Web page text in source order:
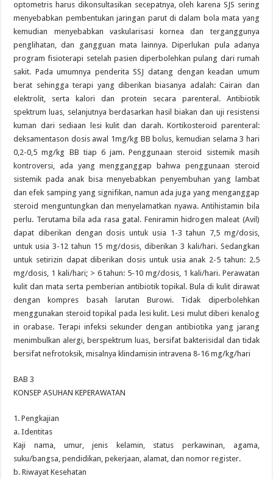
optometris harus dikonsultasikan secepatnya, oleh karena SJS sering
menyebabkan pembentukan jaringan parut di dalam bola mata yang
kemudian menyebabkan vaskularisasi kornea dan terganggunya
penglihatan, dan gangguan mata lainnya. Diperlukan pula adanya
program fisioterapi setelah pasien diperbolehkan pulang dari rumah
sakit. Pada umumnya penderita SSJ datang dengan keadan umum
berat sehingga terapi yang diberikan biasanya adalah: Cairan dan
elektrolit, serta kalori dan protein secara parenteral. Antibiotik
spektrum luas, selanjutnya berdasarkan hasil biakan dan uji resistensi
kuman dari sediaan lesi kulit dan darah. Kortikosteroid parenteral:
deksamentason dosis awal 1mg/kg BB bolus, kemudian selama 3 hari
0,2-0,5 mg/kg BB tiap 6 jam. Penggunaan steroid sistemik masih
kontroversi, ada yang mengganggap bahwa penggunaan steroid
sistemik pada anak bisa menyebabkan penyembuhan yang lambat
dan efek samping yang signifikan, namun ada juga yang menganggap
steroid menguntungkan dan menyelamatkan nyawa. Antihistamin bila
perlu. Terutama bila ada rasa gatal. Feniramin hidrogen maleat (Avil)
dapat diberikan dengan dosis untuk usia 1-3 tahun 7,5 mg/dosis,
untuk usia 3-12 tahun 15 mg/dosis, diberikan 3 kali/hari. Sedangkan
untuk setirizin dapat diberikan dosis untuk usia anak 2-5 tahun: 2.5
mg/dosis, 1 kali/hari; > 6 tahun: 5-10 mg/dosis, 1 kali/hari. Perawatan
kulit dan mata serta pemberian antibiotik topikal. Bula di kulit dirawat
dengan kompres basah larutan Burowi. Tidak diperbolehkan
menggunakan steroid topikal pada lesi kulit. Lesi mulut diberi kenalog
in orabase. Terapi infeksi sekunder dengan antibiotika yang jarang
menimbulkan alergi, berspektrum luas, bersifat bakterisidal dan tidak
bersifat nefrotoksik, misalnya klindamisin intravena 8-16 mg/kg/hari
BAB 3
KONSEP ASUHAN KEPERAWATAN
1. Pengkajian
a. Identitas
Kaji nama, umur, jenis kelamin, status perkawinan, agama,
suku/bangsa, pendidikan, pekerjaan, alamat, dan nomor register.
b. Riwayat Kesehatan